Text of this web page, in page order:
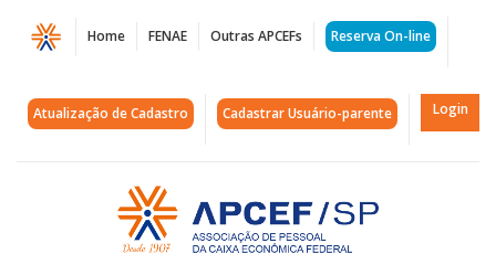
Página
Aposentados
do
conquistam
Home FENAE Outras APCEFs Reserva On-line
Atualização de Cadastro Cadastrar Usuário-parente Login
Acessar
página
inicial